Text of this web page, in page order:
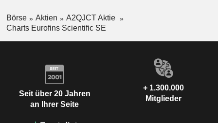
Börse Aktien
A2QJCT Aktie
Charts Eurofins Scientific SE
Seit über 20 Jahren
an Ihrer Seite
+ 1.300.000
Mitglieder